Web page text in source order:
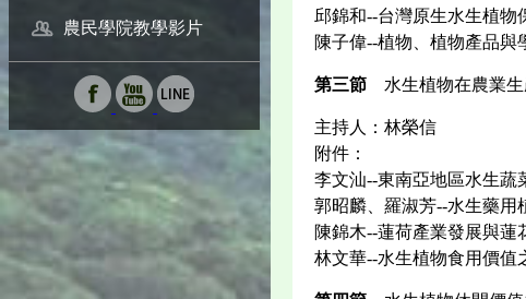
農民學院教學影片
邱錦和--台灣原生水生植物
陳子偉--植物、植物產品
第三節 水生植物在農業
主持人：林榮信
附件：
李文汕--東南亞地區水生蔬
郭昭麟、羅淑芳--水生藥用
陳錦木--蓮荷產業發展與蓮
林文華--水生植物食用價值